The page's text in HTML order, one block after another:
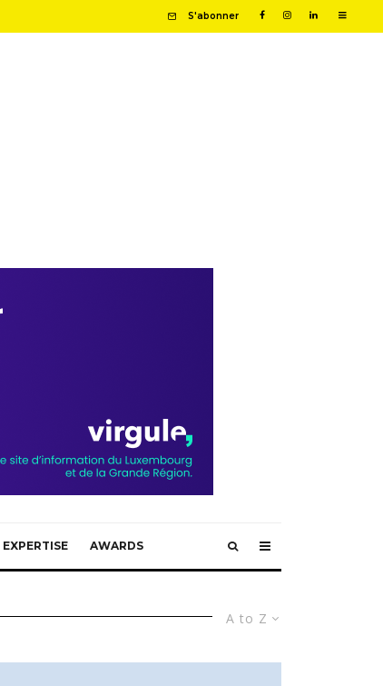
S'abonner
EXPERTISE AWARDS
A to Z